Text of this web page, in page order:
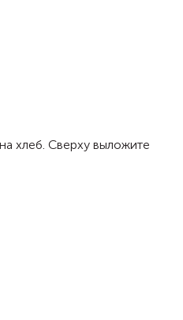
хлеб. Сверху выложите